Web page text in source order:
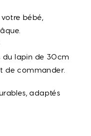
bébé,
du lapin de 30cm
de commander.
adaptés